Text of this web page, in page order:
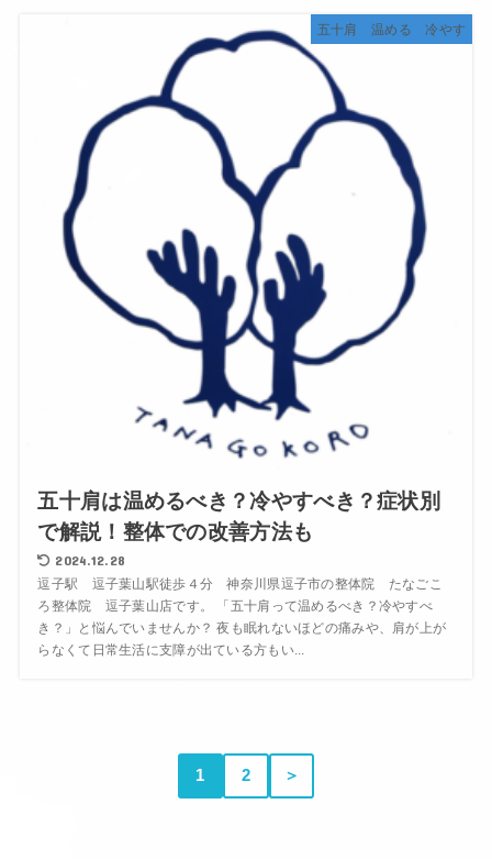
五十肩 温める 冷やす
五十肩は温めるべき？冷やすべき？症状別
で解説！整体での改善方法も
2024.12.28
逗子駅 逗子葉山駅徒歩４分 神奈川県逗子市の整体院 たなごこ
ろ整体院 逗子葉山店です。 「五十肩って温めるべき？冷やすべ
き？」と悩んでいませんか？ 夜も眠れないほどの痛みや、肩が上が
らなくて日常生活に支障が出ている方もい...
1 2 ＞